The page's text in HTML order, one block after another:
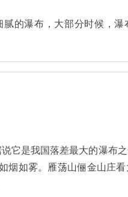
的瀑布，大部分时候，瀑
它是我国落差最大的瀑布
烟如雾。雁荡山俪金山庄